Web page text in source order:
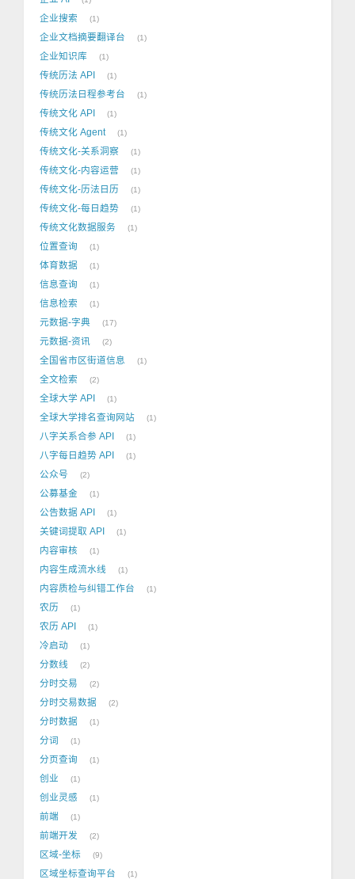
企业搜索 1
企业文档摘要翻译台 1
企业知识库 1
传统历法 API 1
传统历法日程参考台 1
传统文化 API 1
传统文化 Agent 1
传统文化-关系洞察 1
传统文化-内容运营 1
传统文化-历法日历 1
传统文化-每日趋势 1
传统文化数据服务 1
位置查询 1
体育数据 1
信息查询 1
信息检索 1
元数据-字典 17
元数据-资讯 2
全国省市区街道信息 1
全文检索 2
全球大学 API 1
全球大学排名查询网站 1
八字关系合参 API 1
八字每日趋势 API 1
公众号 2
公募基金 1
公告数据 API 1
关键词提取 API 1
内容审核 1
内容生成流水线 1
内容质检与纠错工作台 1
农历 1
农历 API 1
冷启动 1
分数线 2
分时交易 2
分时交易数据 2
分时数据 1
分词 1
分页查询 1
创业 1
创业灵感 1
前端 1
前端开发 2
区域-坐标 9
区域坐标查询平台 1